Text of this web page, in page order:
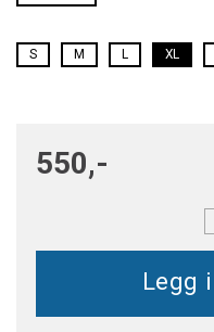
S M L XL
550,-